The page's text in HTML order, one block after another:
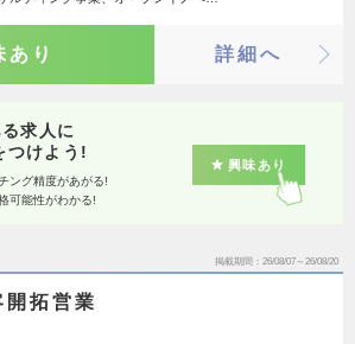
あり 詳細へ
求人に
つけよう!
ング精度があがる!
可能性がわかる!
興味あり
掲載期間 26/08/07～26/08/20
開拓営業